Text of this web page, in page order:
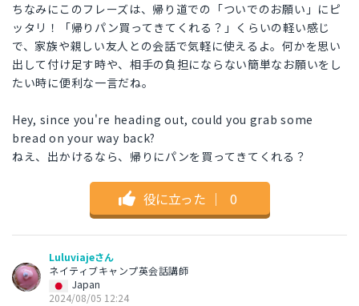
ちなみにこのフレーズは、帰り道での「ついでのお願い」にピ
ッタリ！「帰りパン買ってきてくれる？」くらいの軽い感じ
で、家族や親しい友人との会話で気軽に使えるよ。何かを思い
出して付け足す時や、相手の負担にならない簡単なお願いをし
たい時に便利な一言だね。
Hey, since you're heading out, could you grab some
bread on your way back?
ねえ、出かけるなら、帰りにパンを買ってきてくれる？
役に立った ｜ 0
Luluviajeさん
ネイティブキャンプ英会話講師
Japan
2024/08/05 12:24